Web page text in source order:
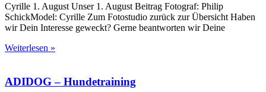
Cyrille 1. August Unser 1. August Beitrag Fotograf: Philip
SchickModel: Cyrille Zum Fotostudio zurück zur Übersicht Haben
wir Dein Interesse geweckt? Gerne beantworten wir Deine
Weiterlesen »
ADIDOG – Hundetraining